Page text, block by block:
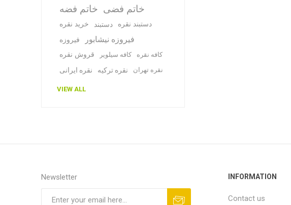
خاتم فضه خاتم فضی
خرید نقره دستبند دستبند نقره
فیروزه فیروزه نیشابور
قروش نقره کافه سیلویر کافه نقره
نقره ایرانی نقره ترکیه نقره تهران
VIEW ALL
Newsletter INFORMATION
Contact us